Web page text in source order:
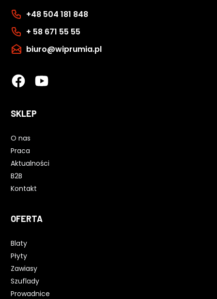
+48 504 181 848
+ 58 671 55 55
biuro@wiprumia.pl
SKLEP
O nas
Praca
Aktualności
B2B
Kontakt
OFERTA
Blaty
Płyty
Zawiasy
Szuflady
Prowadnice